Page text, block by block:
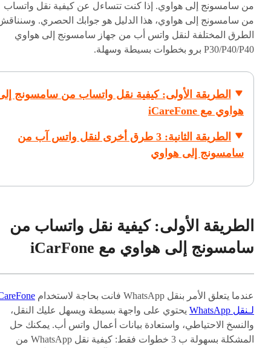
من سامسونج إلى هواوي. إذا كنت تتساءل عن كيفية نقل واتساب
من سامسونج إلى هواوي، هذا الدليل هو جوابك الحصري.
الطرق المختلفة لنقل واتس أب من جهاز سامسونج إلى هواوي
P30/P40/P40 برو بخطوات بسيطة وسهلة.
الطريقة الأولى: كيفية نقل واتساب من سامسونج
هواوي مع iCareFone
الطريقة الثانية: 3 طرق أخرى لنقل واتس آب من
سامسونج إلى هواوي
الطريقة الأولى: كيفية نقل واتساب من
سامسونج إلى هواوي مع iCarFone
عندما يتعلق الأمر بنقل WhatsApp فانت بحاجة لاستخدام
لـنقل WhatsApp
يحتوي على واجهة بسيطة ويسهل عليك النقل،
والنسخ الاحتياطي، واستعادة بيانات أعمال واتس أب. يمكنك حل
المشكلة بسهولة ب 3 خطوات فقط: كيفية نقل WhatsApp من